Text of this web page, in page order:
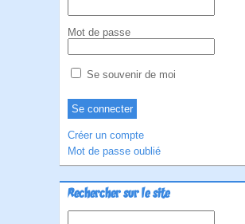
Mot de passe
Se souvenir de moi
Créer un compte
Mot de passe oublié
Rechercher sur le site